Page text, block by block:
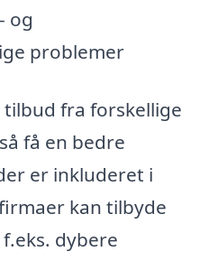
og
problemer
fra forskellige
få en bedre
er inkluderet i
kan tilbyde
dybere